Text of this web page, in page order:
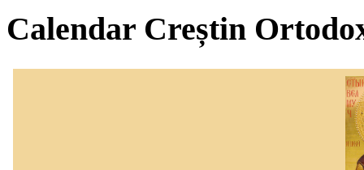
Calendar Creștin